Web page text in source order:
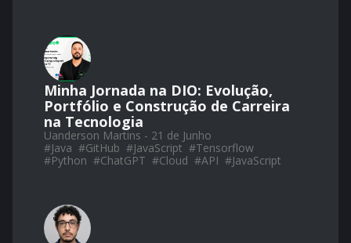
Minha Jornada na DIO: Evolução,
Portfólio e Construção de Carreira
na Tecnologia
Uanderson Martins - 21 de Junho
#Java #GitHub #JavaScript #Tensorflow
#Python #ChatGPT #Cloud #API #JavaScript